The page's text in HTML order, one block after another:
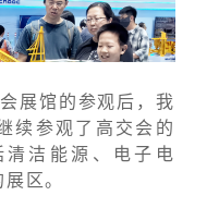
展馆的参观后，我
续参观了高交会的
洁能源、电子电
区。